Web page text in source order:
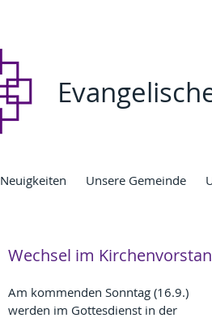
Neuigkeiten Unsere Gemeinde
Wechsel im
Am kommenden Sonntag (16.9.)
werden im Gottesdienst in der